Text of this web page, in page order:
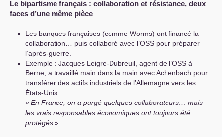
Le bipartisme français : collaboration et résistance, deux
faces d’une même pièce
Les banques françaises (comme Worms) ont financé la
collaboration… puis collaboré avec l’OSS pour préparer
l’après-guerre.
Exemple : Jacques Leigre-Dubreuil, agent de l’OSS à
Berne, a travaillé main dans la main avec Achenbach pour
transférer des actifs industriels de l’Allemagne vers les
États-Unis.
« En France, on a purgé quelques collaborateurs… mais
les vrais responsables économiques ont toujours été
protégés».